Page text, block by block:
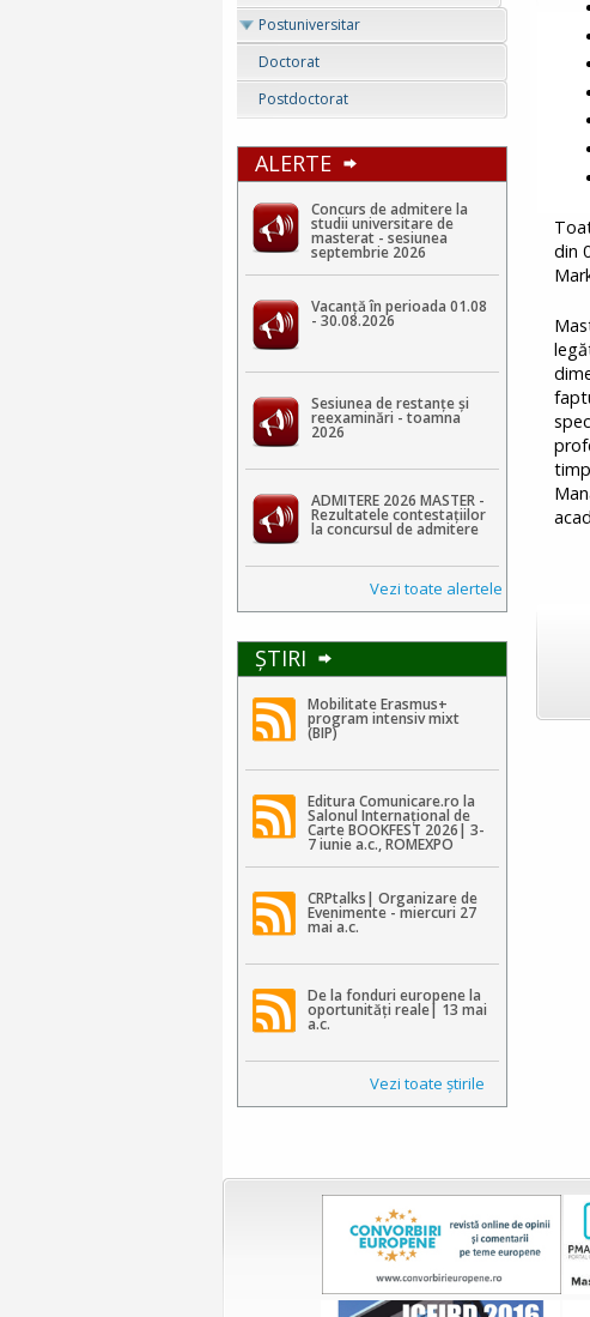
Postuniversitar
Doctorat
Postdoctorat
ALERTE
Concurs de admitere la
studii universitare de
masterat - sesiunea
septembrie 2026
Vacanță în perioada 01.08
- 30.08.2026
Sesiunea de restanțe și
reexaminări - toamna
2026
ADMITERE 2026 MASTER -
Rezultatele contestaţiilor
la concursul de admitere
Vezi toate alertele
ŞTIRI
Mobilitate Erasmus+
program intensiv mixt
(BIP)
Editura Comunicare.ro la
Salonul Internațional de
Carte BOOKFEST 2026| 3-
7 iunie a.c., ROMEXPO
CRPtalks| Organizare de
Evenimente - miercuri 27
mai a.c.
De la fonduri europene la
oportunități reale| 13 mai
a.c.
Vezi toate ştirile
din